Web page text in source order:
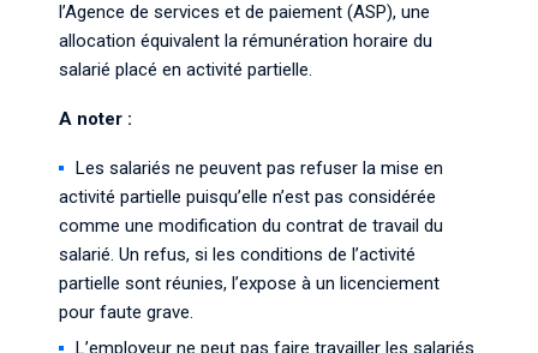
l’Agence de services et de paiement (ASP), une
allocation équivalent la rémunération horaire du
salarié placé en activité partielle.
A noter :
Les salariés ne peuvent pas refuser la mise en
activité partielle puisqu’elle n’est pas considérée
comme une modification du contrat de travail du
salarié. Un refus, si les conditions de l’activité
partielle sont réunies, l’expose à un licenciement
pour faute grave.
L’employeur ne peut pas faire travailler les salariés